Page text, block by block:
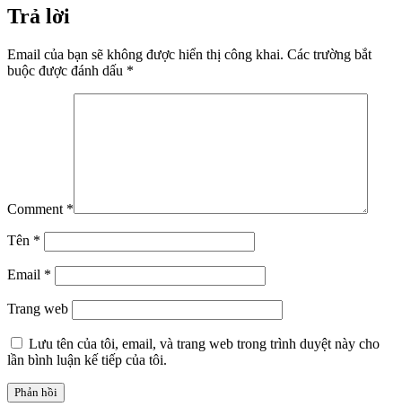
Trả lời
Email của bạn sẽ không được hiển thị công khai. Các trường bắt
buộc được đánh dấu *
Comment *
Tên *
Email *
Trang web
Lưu tên của tôi, email, và trang web trong trình duyệt này cho
lần bình luận kế tiếp của tôi.